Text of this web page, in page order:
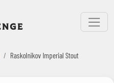
Bruxelles Beer Challenge
Menu
Raskolnikov Imperial Stout